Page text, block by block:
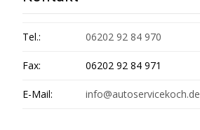
Tel.: 06202 92 84 970
Fax: 06202 92 84 971
E-Mail: info@autoservicekoch.de